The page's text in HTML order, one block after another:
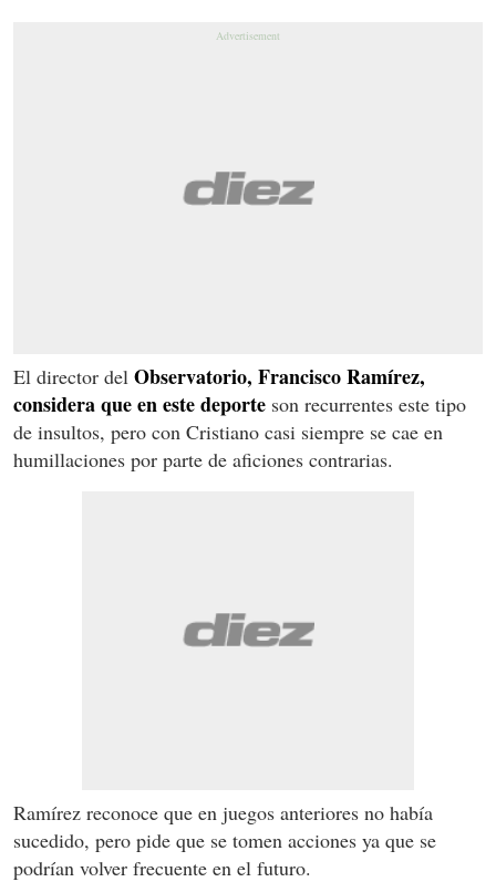
El director del Observatorio, Francisco Ramírez,
considera que en este deporte son recurrentes este tipo
de insultos, pero con Cristiano casi siempre se cae en
humillaciones por parte de aficiones contrarias.
Ramírez reconoce que en juegos anteriores no había
sucedido, pero pide que se tomen acciones ya que se
podrían volver frecuente en el futuro.